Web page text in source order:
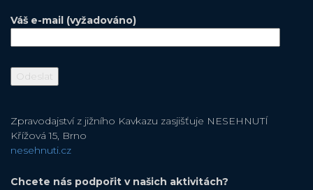
Váš e-mail (vyžadováno)
Zpravodajství z jižního Kavkazu zasjišťuje NESEHNUTÍ
Křížová 15, Brno
nesehnuti.cz
Chcete nás podpořit v našich aktivitách?